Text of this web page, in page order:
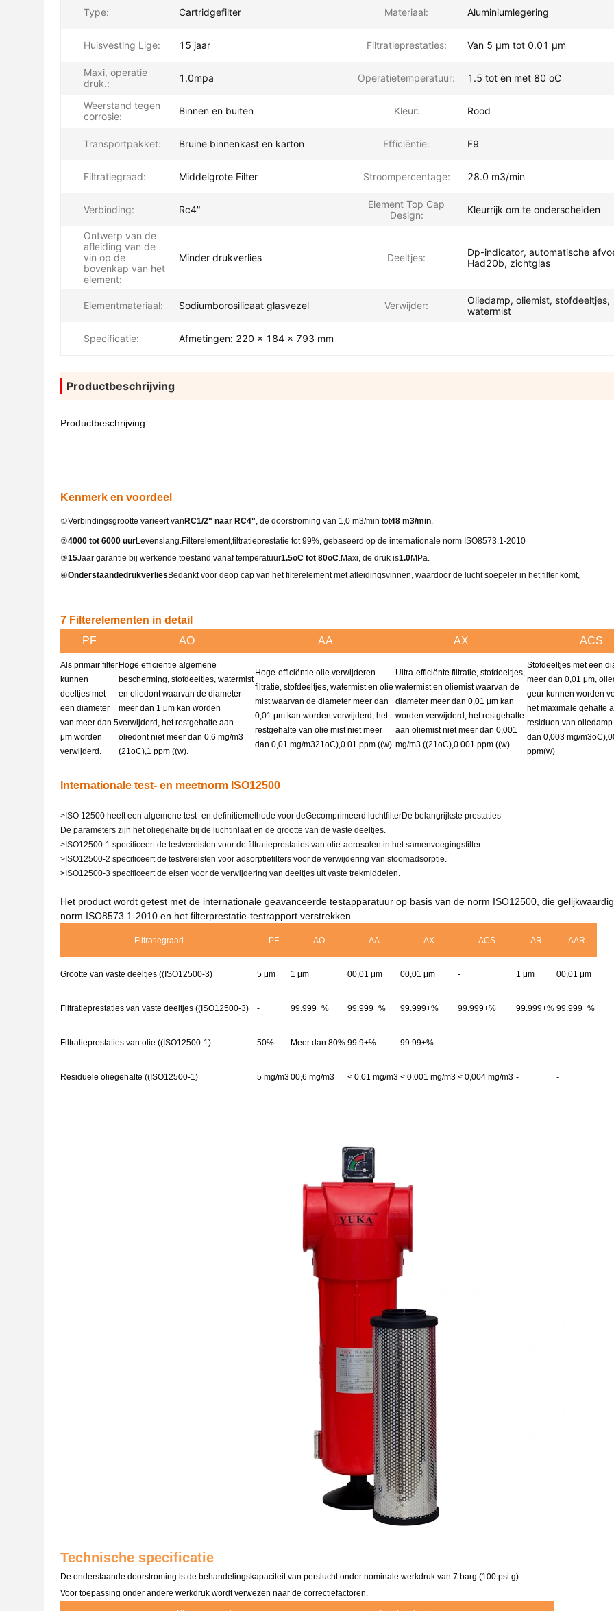
Type: Cartridgefilter Materiaal: Aluminiumlegering
Huisvesting Lige: 15 jaar Filtratieprestaties: Van 5 μm tot 0,01 μm
Maxi, operatie
druk.:
1.0mpa Operatietemperatuur: 1.5 tot en met 80 oC
Weerstand tegen
corrosie:
Binnen en buiten Kleur: Rood
Transportpakket: Bruine binnenkast en karton Efficiëntie: F9
Filtratiegraad: Middelgrote Filter Stroompercentage: 28.0 m3/min
Verbinding: Rc4"
Element Top Cap
Design:
Kleurrijk om te onderscheiden
Ontwerp van de
afleiding van de
vin op de
bovenkap van het
element:
Minder drukverlies Deeltjes:
Dp-indicator, automatische
Had20b, zichtglas
Elementmateriaal: Sodiumborosilicaat glasvezel Verwijder:
Oliedamp, oliemist, stofdeeltjes,
watermist
Specificatie: Afmetingen: 220 x 184 x 793 mm
Productbeschrijving
Productbeschrijving
Kenmerk en voordeel
①Verbindingsgrootte varieert van RC1/2" naar RC4", de doorstroming van 1,0 m3/min tot48 m3/min.
②4000 tot 6000 uurLevenslang.Filterelement,filtratieprestatie tot 99%, gebaseerd op de internationale norm ISO8573.1-2010
③15Jaar garantie bij werkende toestand vanaf temperatuur1.5oC tot 80oC.Maxi, de druk is1.0MPa.
④Onderstaandedrukverlies Bedankt voor deop cap van het filterelement met afleidingsvinnen, waardoor de lucht soepeler in het filter komt,
7 Filterelementen in detail
PF
AO AA AX ACS
Als primair filter
kunnen
deeltjes met
een diameter
van meer dan 5
μm worden
verwijderd.
Hoge efficiëntie algemene
bescherming, stofdeeltjes, watermist
en oliedont waarvan de diameter
meer dan 1 μm kan worden
verwijderd, het restgehalte aan
oliedont niet meer dan 0,6 mg/m3
(21oC),1 ppm ((w).
Hoge-efficiëntie olie verwijderen
filtratie, stofdeeltjes, watermist en olie
mist waarvan de diameter meer dan
0,01 μm kan worden verwijderd, het
restgehalte van olie mist niet meer
dan 0,01 mg/m321oC),0.01 ppm ((w)
Ultra-efficiënte filtratie, stofdeeltjes,
watermist en oliemist waarvan de
diameter meer dan 0,01 μm kan
worden verwijderd, het restgehalte
aan oliemist niet meer dan 0,001
mg/m3 ((21oC),0.001 ppm ((w)
Stofdeeltjes met een
meer dan 0,01 μm,
geur kunnen worden
het maximale gehalte
residuen van
dan 0,003 mg/m3oC),
ppm(w)
Internationale test- en meetnorm ISO12500
>ISO 12500 heeft een algemene test- en definitiemethode voor deGecomprimeerd luchtfilterDe belangrijkste prestaties
De parameters zijn het oliegehalte bij de luchtinlaat en de grootte van de vaste deeltjes.
>ISO12500-1 specificeert de testvereisten voor de filtratieprestaties van olie-aerosolen in het samenvoegingsfilter.
>ISO12500-2 specificeert de testvereisten voor adsorptiefilters voor de verwijdering van stoomadsorptie.
>ISO12500-3 specificeert de eisen voor de verwijdering van deeltjes uit vaste trekmiddelen.
Het product wordt getest met de internationale geavanceerde testapparatuur op basis van de norm ISO12500, die
norm ISO8573.1-2010.en het filterprestatie-testrapport verstrekken.
Filtratiegraad PF AO AA AX ACS AR AAR
Grootte van vaste deeltjes ((ISO12500-3) 5 μm 1 μm 00,01 μm 00,01 μm - 1 μm 00,01 μm
Filtratieprestaties van vaste deeltjes ((ISO12500-3) - 99.999+% 99.999+% 99.999+% 99.999+% 99.999+% 99.999+%
Filtratieprestaties van olie ((ISO12500-1) 50% Meer dan 80% 99.9+% 99.99+% - - -
Residuele oliegehalte ((ISO12500-1) 5 mg/m300,6 mg/m3 < 0,01 mg/m3 < 0,001 mg/m3 < 0,004 mg/m3 - -
Technische specificatie
De onderstaande doorstroming is de behandelingskapaciteit van perslucht onder nominale werkdruk van 7 barg (100 psi g).
Voor toepassing onder andere werkdruk wordt verwezen naar de correctiefactoren.